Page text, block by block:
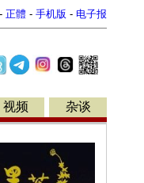
- 正體 - 手机版 - 电子报
视频 杂谈